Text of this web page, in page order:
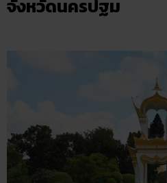
เกล้าฯ ให้สร้างเป็นศาลเทพารัก
หรือพระพิฆเนศวร ซึ่งนับถือว่าเป็
ปัญญาเป็นเลิศ ปราดเปรื่องในศิล
และสร้างเทวาลัยคเณศร์ไว้กลาง